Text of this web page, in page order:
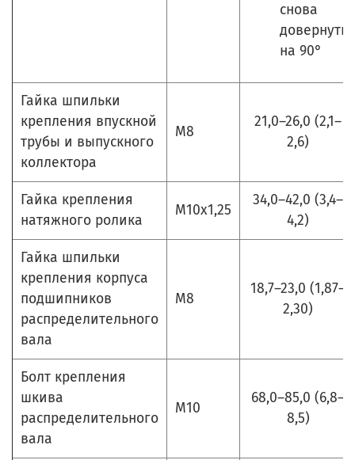
снова
довернуть
на 90°
Гайка шпильки
крепления впускной
трубы и выпускного
коллектора
М8
21,0–26,0 (2,1–
2,6)
Гайка крепления
натяжного ролика
М10х1,25
34,0–42,0 (3,4–
4,2)
Гайка шпильки
крепления корпуса
подшипников
распределительного
вала
М8
18,7–23,0 (1,87–
2,30)
Болт крепления
шкива
распределительного
вала
М10
68,0–85,0 (6,8–
8,5)